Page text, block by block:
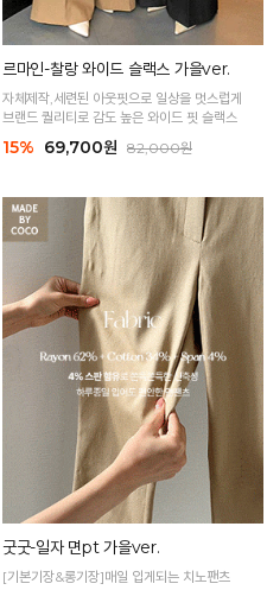
르마인-찰랑 와이드 슬랙스 가을ver.
자체제작,세련된 아웃핏으로 일상을 멋스럽게
브랜드 퀄리티로 감도 높은 와이드 핏 슬랙스
15% 69,700원 82,000원
굿굿-일자 면pt 가을ver.
[기본기장&롱기장]매일 입게되는 치노팬츠